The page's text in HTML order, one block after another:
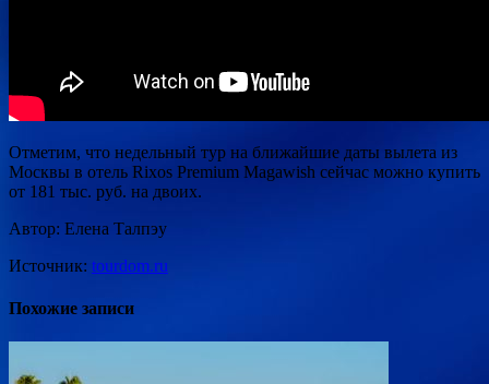
Отметим, что недельный тур на ближайшие даты вылета из
Москвы в отель Rixos Premium Magawish сейчас можно купить
от 181 тыс. руб. на двоих.
Автор: Елена Талпэу
Источник: tourdom.ru
Похожие записи